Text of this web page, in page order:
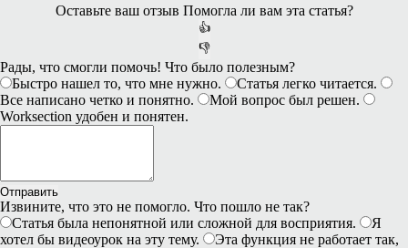
Оставьте ваш отзыв Помогла ли вам эта статья?
👍
👎
Рады, что смогли помочь! Что было полезным?
Быстро нашел то, что мне нужно.
Статья легко читается.
Все написано четко и понятно.
Мой вопрос был решен.
Worksection удобен и понятен.
Отправить
Извините, что это не помогло. Что пошло не так?
Статья была непонятной или сложной для восприятия.
Я
хотел бы видеоурок на эту тему.
Эта функция не работает так,